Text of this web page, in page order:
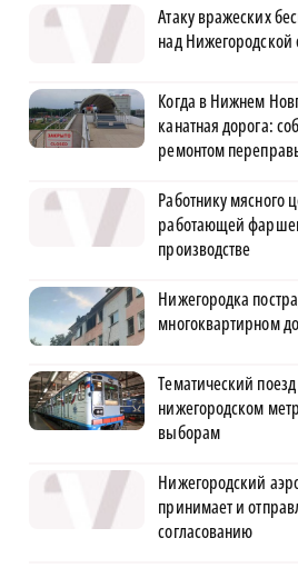
Атаку вражеских
над Нижегородской
Когда в Нижнем
канатная дорога:
ремонтом
Работнику мясного
работающей
производстве
Нижегородка
многоквартирном
Тематический
нижегородском
выборам
Нижегородский
принимает и
согласованию